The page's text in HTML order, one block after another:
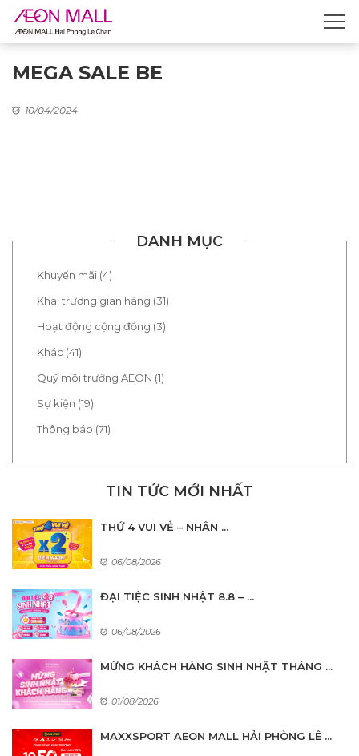
MEGA SALE BE
10/04/2024
DANH MỤC
Khuyến mãi (4)
Khai trương gian hàng (31)
Hoạt động cộng đồng (3)
Khác (41)
Quỹ môi trường AEON (1)
Sự kiện (19)
Thông báo (71)
TIN TỨC MỚI NHẤT
THỨ 4 VUI VẺ – NHÂN ...
06/08/2026
ĐẠI TIỆC SINH NHẬT 8.8 – ...
06/08/2026
MỪNG KHÁCH HÀNG SINH NHẬT THÁNG ...
01/08/2026
MAXXSPORT AEON MALL HẢI PHÒNG LÊ ...